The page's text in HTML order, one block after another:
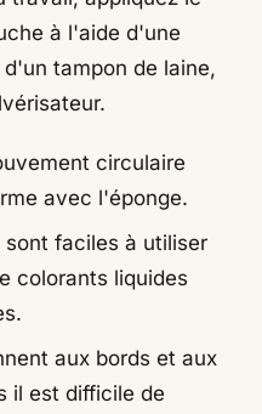
à l'aide d'une
d'un tampon de laine,
circulaire
avec l'éponge.
sont faciles à utiliser
colorants liquides
aux bords et aux
il est difficile de